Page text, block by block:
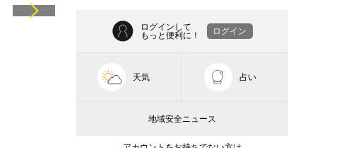
ログインして
もっと便利に！
ログイン
天気 占い
地域安全ニュース